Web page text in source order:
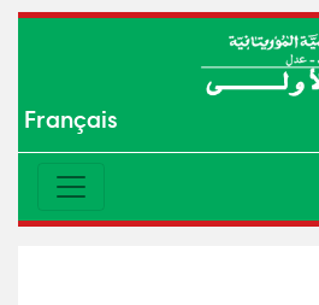
Français